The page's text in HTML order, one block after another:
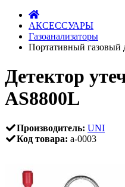
АКСЕССУАРЫ
Газоанализаторы
Портативный газовый
Детектор
AS8800L
Производитель: UNI
Код товара: a-0003